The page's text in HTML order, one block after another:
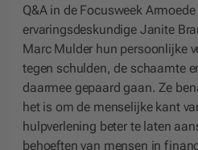
Q&A in de Focusweek
ervaringsdeskundige Janite
Marc Mulder hun persoonlijke
tegen schulden, de schaamte
daarmee gepaard gaan. Ze
het is om de menselijke kant
hulpverlening beter te laten
behoeften van mensen in